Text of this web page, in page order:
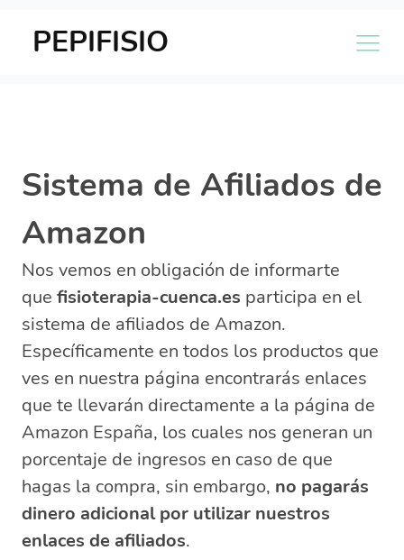
PEPIFISIO
Sistema de Afiliados de
Amazon
Nos vemos en obligación de informarte
que fisioterapia-cuenca.es participa en el
sistema de afiliados de Amazon.
Específicamente en todos los productos que
ves en nuestra página encontrarás enlaces
que te llevarán directamente a la página de
Amazon España, los cuales nos generan un
porcentaje de ingresos en caso de que
hagas la compra, sin embargo, no pagarás
dinero adicional por utilizar nuestros
enlaces de afiliados.